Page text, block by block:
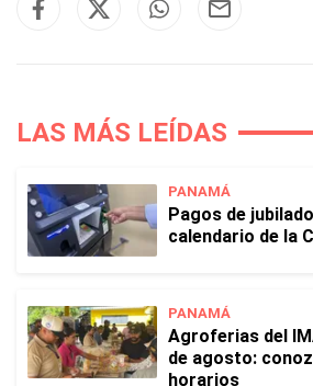
LAS MÁS LEÍDAS
PANAMÁ
Pagos de
calendario de la
PANAMÁ
Agroferias del
de agosto:
horarios